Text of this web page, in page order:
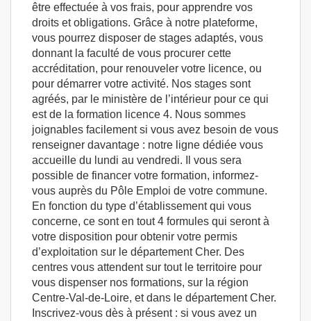
être effectuée à vos frais, pour apprendre vos
droits et obligations. Grâce à notre plateforme,
vous pourrez disposer de stages adaptés, vous
donnant la faculté de vous procurer cette
accréditation, pour renouveler votre licence, ou
pour démarrer votre activité. Nos stages sont
agréés, par le ministère de l’intérieur pour ce qui
est de la formation licence 4. Nous sommes
joignables facilement si vous avez besoin de vous
renseigner davantage : notre ligne dédiée vous
accueille du lundi au vendredi. Il vous sera
possible de financer votre formation, informez-
vous auprès du Pôle Emploi de votre commune.
En fonction du type d’établissement qui vous
concerne, ce sont en tout 4 formules qui seront à
votre disposition pour obtenir votre permis
d’exploitation sur le département Cher. Des
centres vous attendent sur tout le territoire pour
vous dispenser nos formations, sur la région
Centre-Val-de-Loire, et dans le département Cher.
Inscrivez-vous dès à présent : si vous avez un